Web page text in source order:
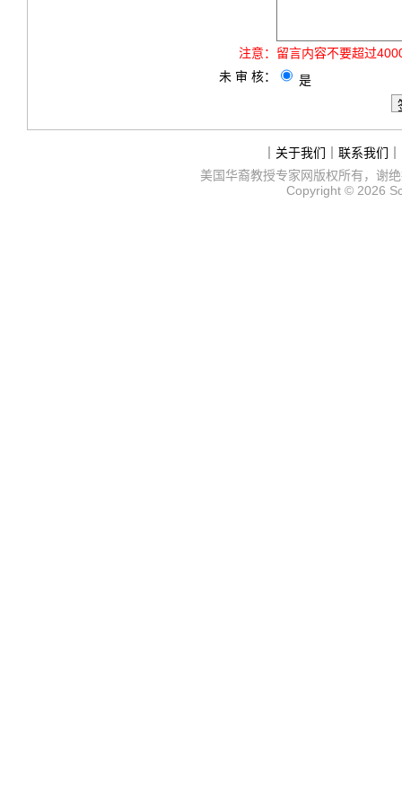
注意： 留言内容不要超过
未 审 核：
是
关于我们 联系我们
美国华裔教授专家网版权所有，谢
Copyright © 2026